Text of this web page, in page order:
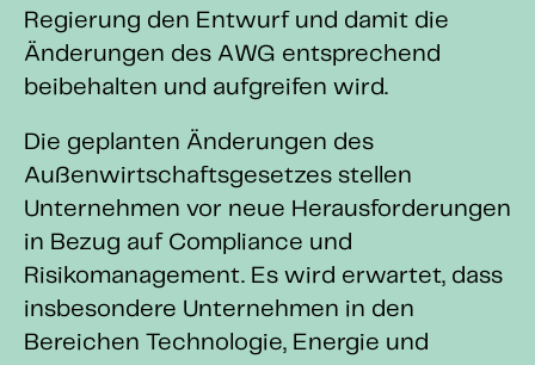
Regierung den Entwurf und damit die
Änderungen des AWG entsprechend
beibehalten und aufgreifen wird.
Die geplanten Änderungen des
Außenwirtschaftsgesetzes stellen
Unternehmen vor neue Herausforderungen
in Bezug auf Compliance und
Risikomanagement. Es wird erwartet, dass
insbesondere Unternehmen in den
Bereichen Technologie, Energie und